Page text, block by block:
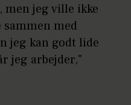
men jeg ville ikke
med
jeg kan godt lide
jeg arbejder,"